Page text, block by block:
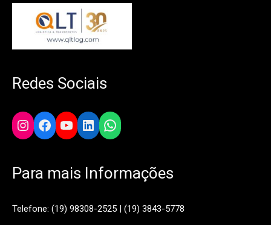
Redes Sociais
Instagram
Facebook
YouTube
LinkedIn
WhatsApp
Para mais Informações
Telefone: (19) 98308-2525 | (19) 3843-5778